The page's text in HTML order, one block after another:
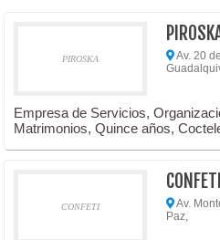
PIROSKA
Av. 20
Empresa de Servicios,
Matrimonios, Quince años,
CONFETI
CONFETI
Av.
Paz,